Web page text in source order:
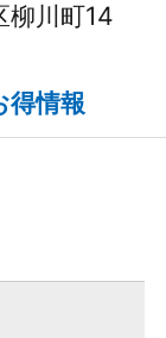
柳川町14
得情報